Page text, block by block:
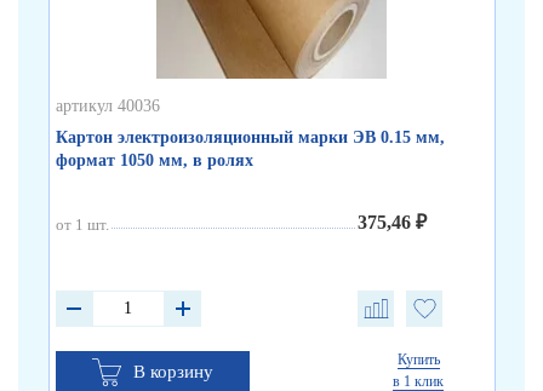
артикул 40036
Картон электроизоляционный марки ЭВ 0.15 мм,
формат 1050 мм, в ролях
от 1 шт. 375,46 ₽
В корзину
Купить
в 1 клик